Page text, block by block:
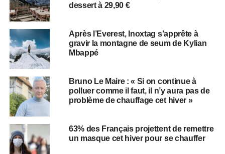
dessert à 29,90 €
Après l’Everest, Inoxtag s’apprête à
gravir la montagne de seum de Kylian
Mbappé
Bruno Le Maire : « Si on continue à
polluer comme il faut, il n’y aura pas de
problème de chauffage cet hiver »
63% des Français projettent de remettre
un masque cet hiver pour se chauffer